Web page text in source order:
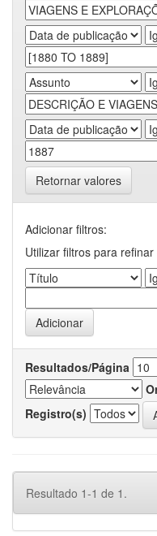
Retornar valores
Adicionar filtros:
Utilizar filtros para
Resultados/Página
Registro(s)
Resultado 1-1 de 1.